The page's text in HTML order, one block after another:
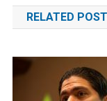
entradas
RELATED